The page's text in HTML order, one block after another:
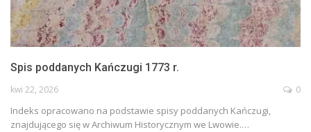
Spis poddanych Kańczugi 1773 r.
kwi 22, 2026 0
Indeks opracowano na podstawie spisy poddanych Kańczugi,
znajdującego się w Archiwum Historycznym we Lwowie.…